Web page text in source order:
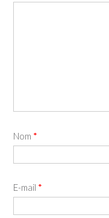
Nom *
E-mail *